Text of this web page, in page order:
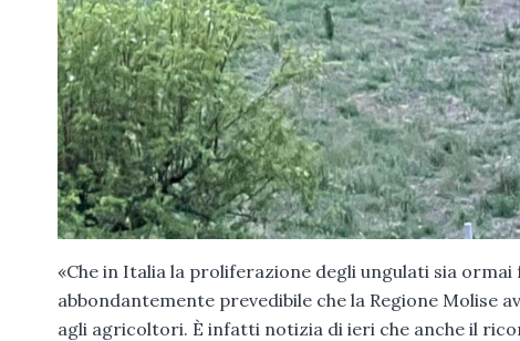
«Che in Italia la proliferazione degli ungulati sia
abbondantemente prevedibile che la Regione Molise
agli agricoltori. È infatti notizia di ieri che anche il